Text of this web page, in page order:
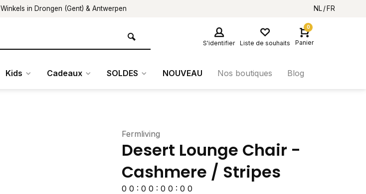
Winkels in Drongen (Gent) & Antwerpen NL FR
S'identifier Liste de souhaits
0
Panier
Kids Cadeaux SOLDES NOUVEAU Nos boutiques Blog
Fermliving
Desert Lounge Chair -
Cashmere / Stripes
0 0 : 0 0 : 0 0 : 0 0